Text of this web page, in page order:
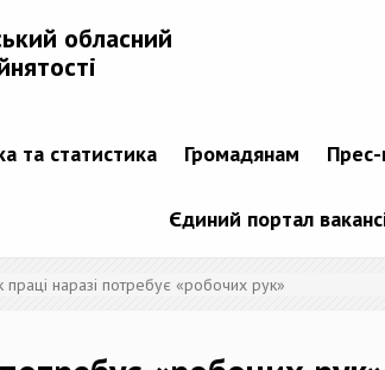
обласний
та статистика Громадянам
Єдиний портал
праці наразі потребує «робочих рук»